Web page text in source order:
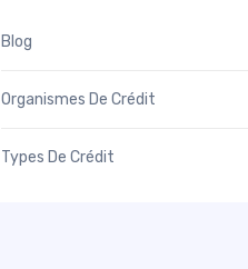
Blog
Organismes De Crédit
Types De Crédit